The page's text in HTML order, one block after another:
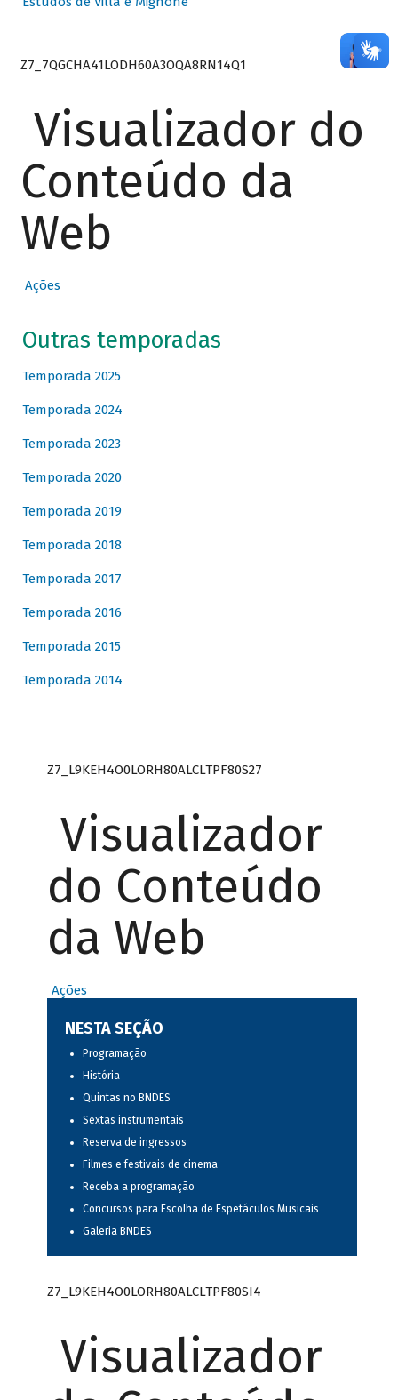
Z7_7QGCHA41LODH60A3OQA8RN14Q1
Visualizador do
Conteúdo da
Web
Ações
Outras temporadas
Temporada 2025
Temporada 2024
Temporada 2023
Temporada 2020
Temporada 2019
Temporada 2018
Temporada 2017
Temporada 2016
Temporada 2015
Temporada 2014
Z7_L9KEH4O0LORH80ALCLTPF80S27
Visualizador
do Conteúdo
da Web
Ações
NESTA SEÇÃO
Programação
História
Quintas no BNDES
Sextas instrumentais
Reserva de ingressos
Filmes e festivais de cinema
Receba a programação
Concursos para Escolha de Espetáculos Musicais
Galeria BNDES
Z7_L9KEH4O0LORH80ALCLTPF80SI4
Visualizador